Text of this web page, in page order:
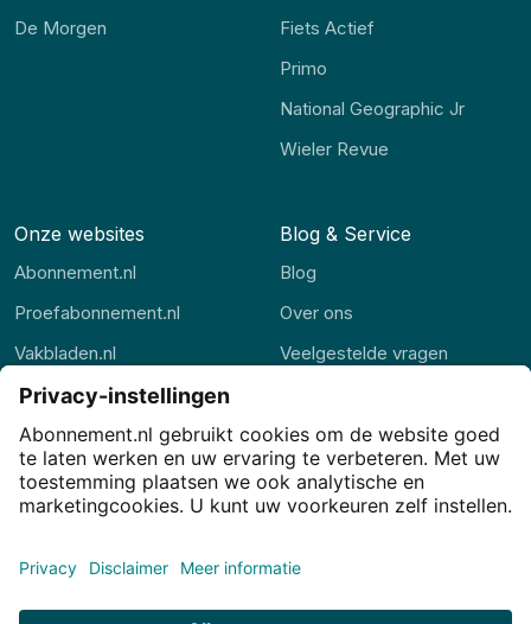
De Morgen
Fiets Actief
Primo
National Geographic Jr
Wieler Revue
Onze websites
Abonnement.nl
Proefabonnement.nl
Vakbladen.nl
Abonnement.be
Thuisstudie.nl
Blog & Service
Blog
Over ons
Veelgestelde vragen
Privacy Privacy-instellingen Cookies